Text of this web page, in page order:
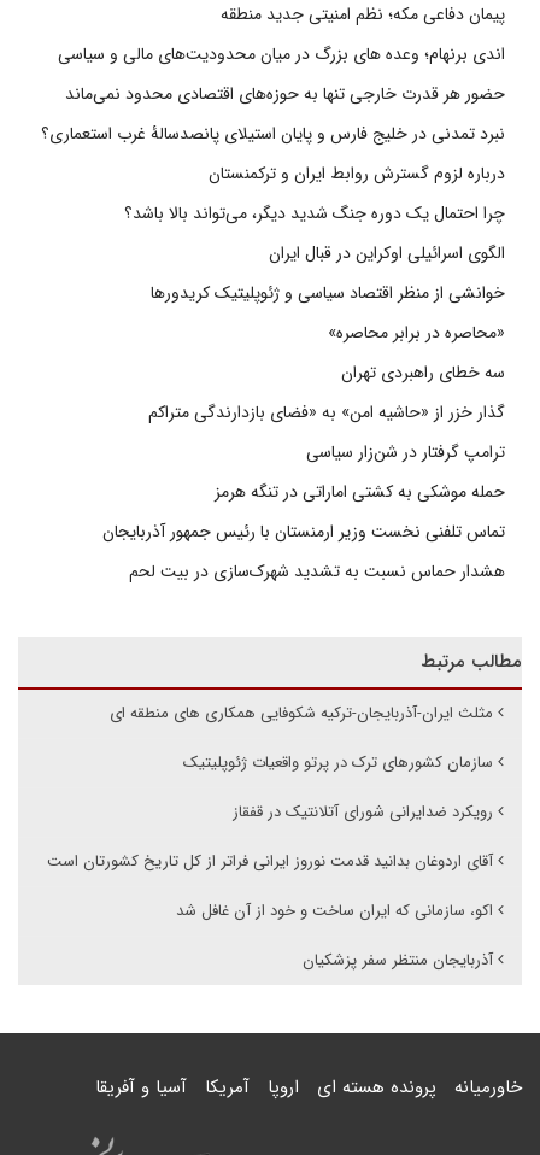
پیمان دفاعی مکه؛ نظم امنیتی جدید منطقه
اندی برنهام؛ وعده های بزرگ در میان محدودیت‌های مالی و سیاسی
حضور هر قدرت خارجی تنها به حوزه‌های اقتصادی محدود نمی‌ماند
نبرد تمدنی در خلیج فارس و پایان استیلای پانصدسالۀ غرب استعماری؟
درباره لزوم گسترش روابط ایران و ترکمنستان
چرا احتمال یک دوره جنگ شدید دیگر، می‌تواند بالا باشد؟
الگوی اسرائیلی اوکراین در قبال ایران
خوانشی از منظر اقتصاد سیاسی و ژئوپلیتیک کریدورها
«محاصره در برابر محاصره»
سه خطای راهبردی تهران
گذار خزر از «حاشیه امن» به «فضای بازدارندگی متراکم
ترامپ گرفتار در شن‌زار سیاسی
حمله موشکی به کشتی اماراتی در تنگه هرمز
تماس تلفنی نخست وزیر ارمنستان با رئیس جمهور آذربایجان
هشدار حماس نسبت به تشدید شهرک‌سازی در بیت‌ لحم
مطالب مرتبط
مثلث ایران-آذربایجان-ترکیه شکوفایی همکاری های منطقه ای
سازمان کشورهای ترک در پرتو واقعیات ژئوپلیتیک
رویکرد ضدایرانی شورای آتلانتیک در قفقاز
آقای اردوغان بدانید قدمت نوروز ایرانی فراتر از کل تاریخ کشورتان است
اکو، سازمانی که ایران ساخت و خود از آن غافل شد
آذربایجان منتظر سفر پزشکیان
خاورمیانه پرونده هسته ای اروپا آمریکا آسیا و آفریقا